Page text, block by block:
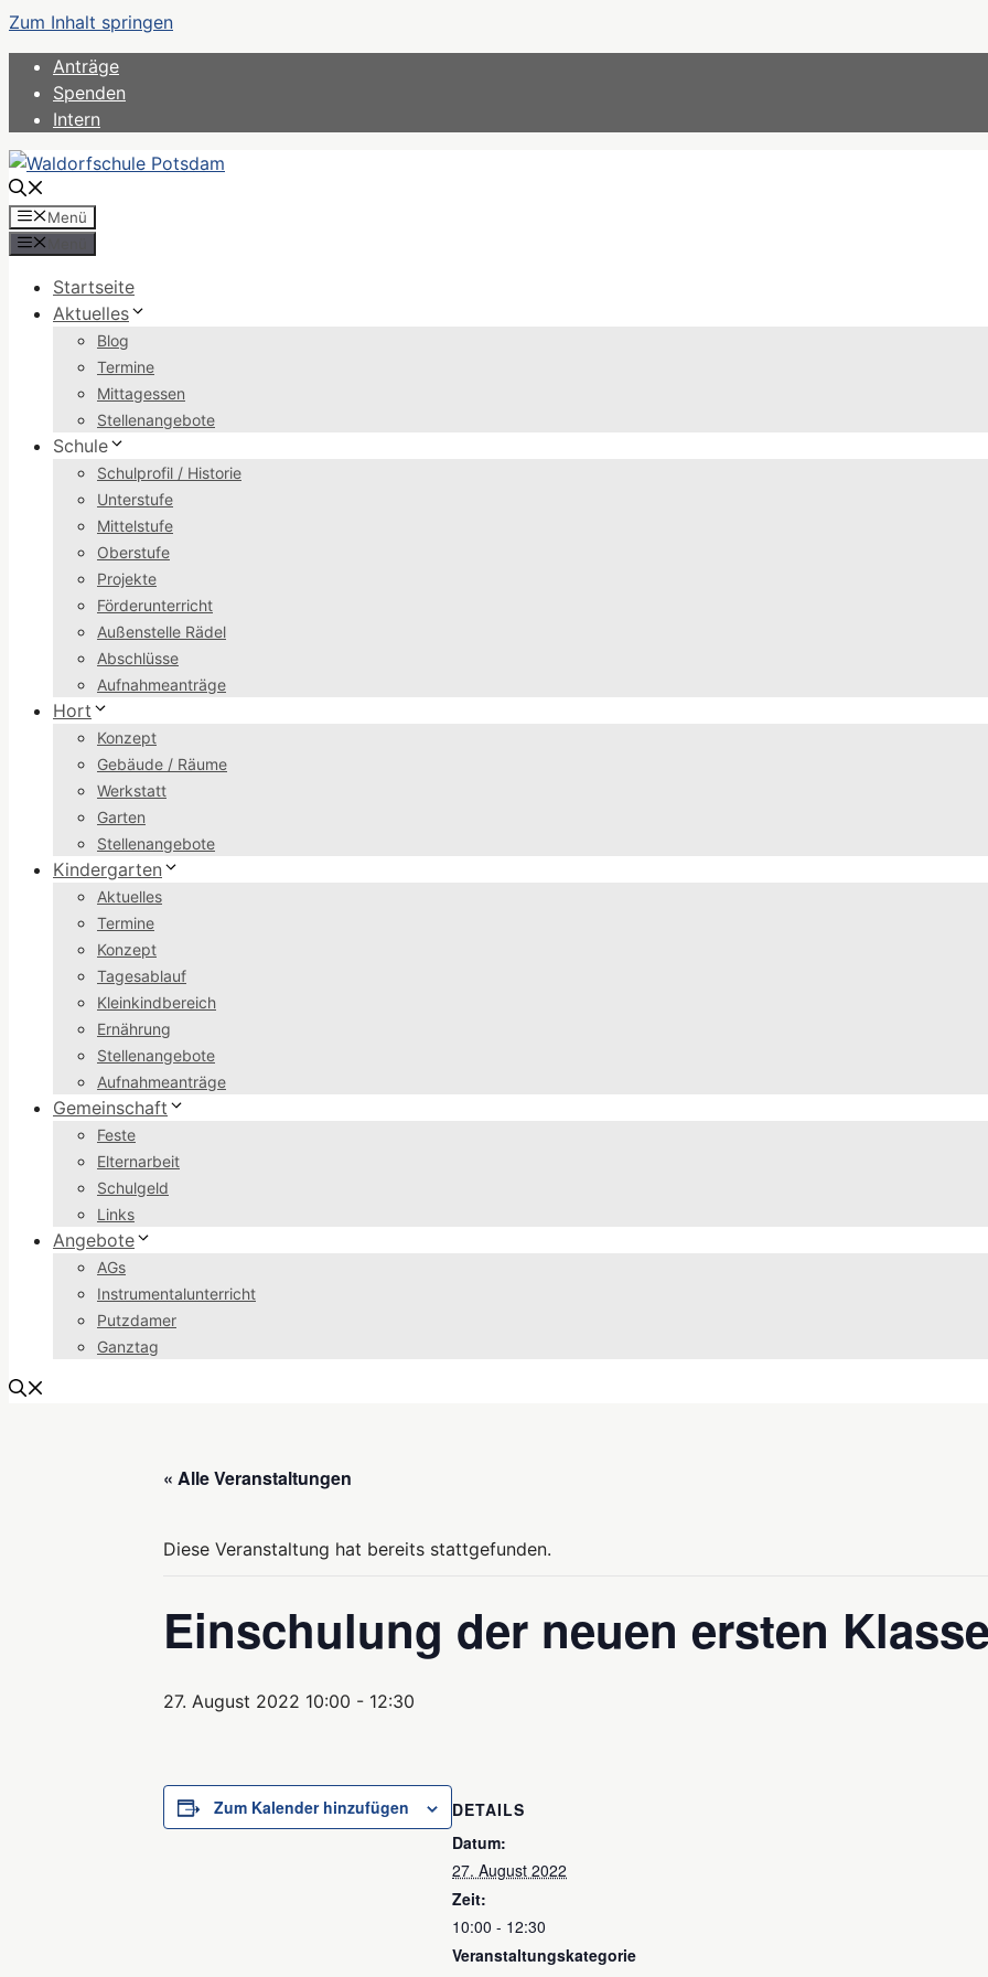
Zum Inhalt springen
Anträge
Spenden
Intern
Menü
Startseite
Aktuelles
Blog
Termine
Mittagessen
Stellenangebote
Schule
Schulprofil / Historie
Unterstufe
Mittelstufe
Oberstufe
Projekte
Förderunterricht
Außenstelle Rädel
Abschlüsse
Aufnahmeanträge
Hort
Konzept
Gebäude / Räume
Werkstatt
Garten
Stellenangebote
Kindergarten
Aktuelles
Termine
Konzept
Tagesablauf
Kleinkindbereich
Ernährung
Stellenangebote
Aufnahmeanträge
Gemeinschaft
Feste
Elternarbeit
Schulgeld
Links
Angebote
AGs
Instrumentalunterricht
Putzdamer
Ganztag
« Alle Veranstaltungen
Diese Veranstaltung hat bereits stattgefunden.
Einschulung der neuen ersten
27. August 2022 10:00 - 12:30
Zum Kalender hinzufügen
DETAILS
Datum:
27. August 2022
Zeit:
10:00 - 12:30
Veranstaltungskategorie